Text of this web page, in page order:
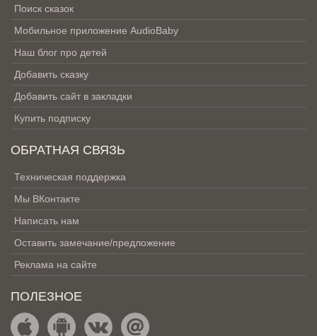
Поиск сказок
Мобильное приложение AudioBaby
Наш блог про детей
Добавить сказку
Добавить сайт в закладки
Купить подписку
ОБРАТНАЯ СВЯЗЬ
Техническая поддержка
Мы ВКонтакте
Написать нам
Оставить замечание/предложение
Реклама на сайте
ПОЛЕЗНОЕ